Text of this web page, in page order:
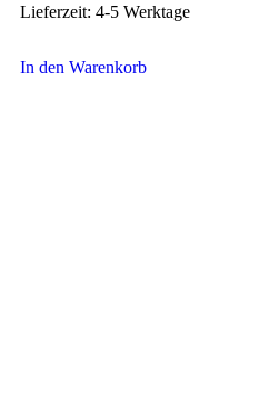
Lieferzeit: 4-5 Werktage
In den Warenkorb